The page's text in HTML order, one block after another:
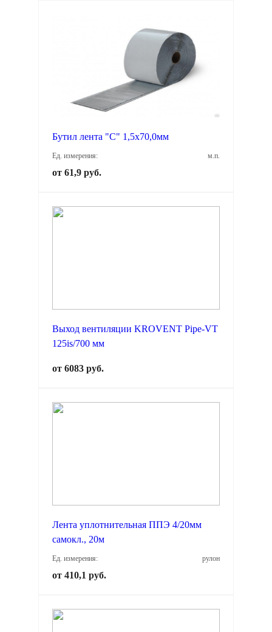
Бутил лента "C" 1,5х70,0мм
Ед. измерения: м.п.
от 61,9 руб.
Выход вентиляции KROVENT Pipe-VT
125is/700 мм
от 6083 руб.
Лента уплотнительная ППЭ 4/20мм
самокл., 20м
Ед. измерения: рулон
от 410,1 руб.